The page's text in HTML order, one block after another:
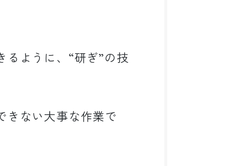
ように、“研ぎ”の技
きない大事な作業で